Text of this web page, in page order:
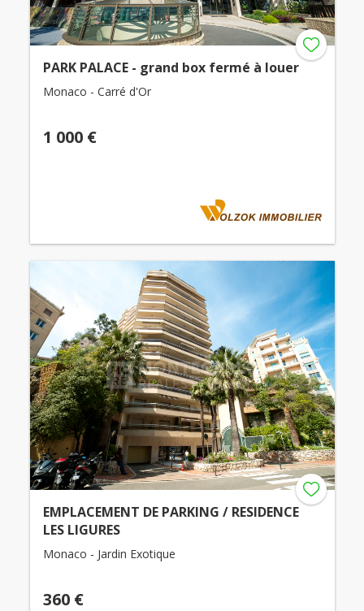
PARK PALACE - grand box fermé à louer
Monaco - Carré d'Or
1 000 €
EMPLACEMENT DE PARKING / RESIDENCE
LES LIGURES
Monaco - Jardin Exotique
360 €